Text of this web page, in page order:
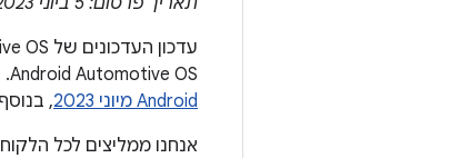
Android Automotive OS. עדכון AAOS המלא כולל את רמת תיקון האבטחה מ-5 ביוני 2023 ואילך מ
Android מיוני 2023
,
אנחנו ממליצים לכל